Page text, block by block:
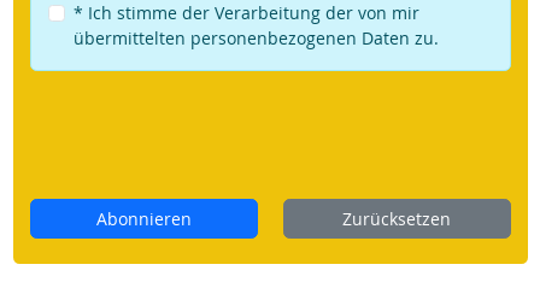
* Ich stimme der Verarbeitung der von mir
übermittelten personenbezogenen Daten zu.
Abonnieren Zurücksetzen